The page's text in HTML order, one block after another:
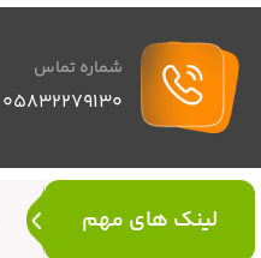
شماره تماس
05832279130
لینک های مهم